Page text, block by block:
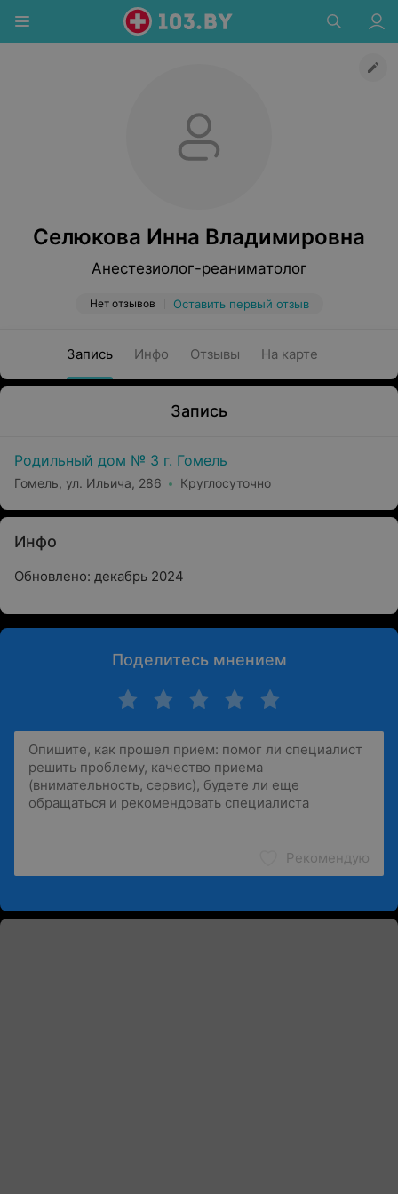
Селюкова Инна Владимировна
Анестезиолог-реаниматолог
Нет отзывов Оставить первый отзыв
Запись Инфо Отзывы На карте
Запись
Родильный дом № 3 г. Гомель
Гомель, ул. Ильича, 286 Круглосуточно
Инфо
Обновлено: декабрь 2024
Поделитесь мнением
Рекомендую